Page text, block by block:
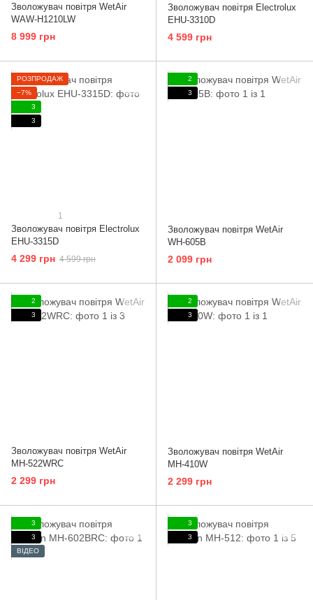
Зволожувач повітря WetAir
WAW-H1210LW
8 999 грн
Зволожувач повітря Electrolux
EHU-3310D
4 599 грн
РОЗПРОДАЖ
−7%
3
3
1
Зволожувач повітря Electrolux
EHU-3315D
4 299 грн 4 599 грн
2
3
Зволожувач повітря WetAir
WH-605B
2 099 грн
2
3
Зволожувач повітря WetAir
MH-522WRC
2 299 грн
2
3
Зволожувач повітря WetAir
MH-410W
2 299 грн
3
3
ВІДЕО
3
3